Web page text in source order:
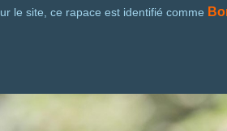
le site, ce rapace est identifié comme